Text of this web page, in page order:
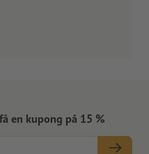
en kupong på 15 %